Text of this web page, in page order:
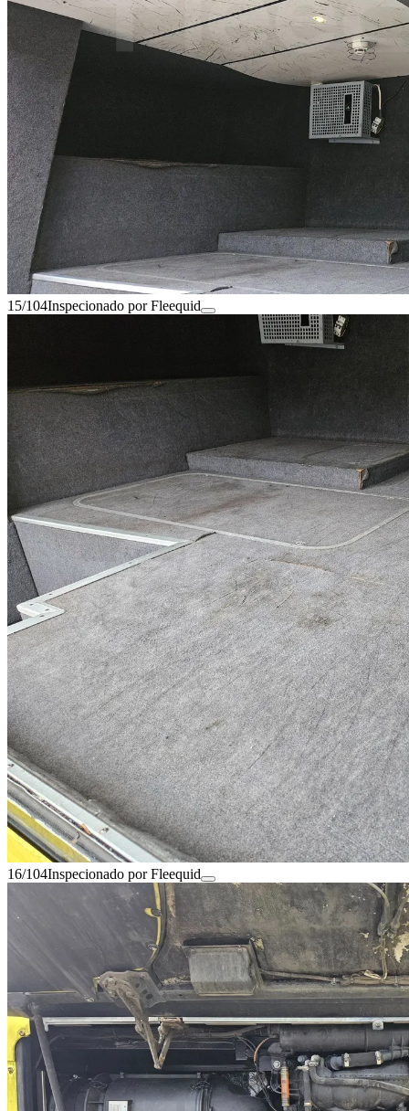
15/104Inspecionado por Fleequid
16/104Inspecionado por Fleequid